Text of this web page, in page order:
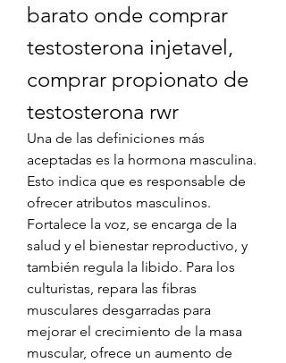
barato onde comprar
testosterona injetavel,
comprar propionato de
testosterona rwr
Una de las definiciones más
aceptadas es la hormona masculina.
Esto indica que es responsable de
ofrecer atributos masculinos.
Fortalece la voz, se encarga de la
salud y el bienestar reproductivo, y
también regula la libido. Para los
culturistas, repara las fibras
musculares desgarradas para
mejorar el crecimiento de la masa
muscular, ofrece un aumento de